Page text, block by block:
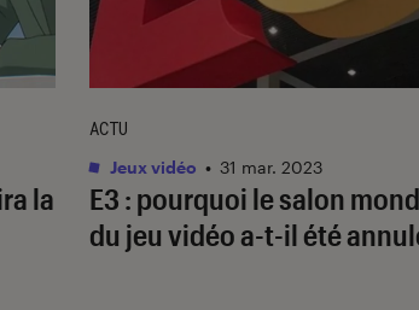
la
E3 : pourquoi le salon
du jeu vidéo a-t-il été
ACTU
Jeux vidéo • 31 mar. 2023